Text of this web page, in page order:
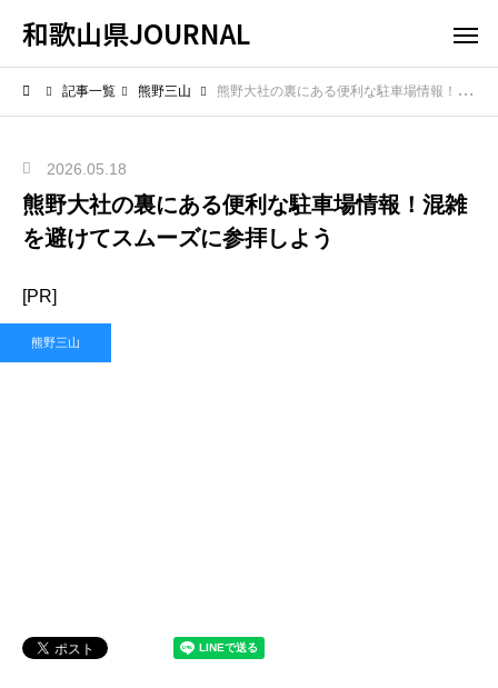
和歌山県JOURNAL
記事一覧 熊野三山 熊野大社の裏にある便利な駐車場情報！混雑を避けてスムーズに参拝しよう
2026.05.18
熊野大社の裏にある便利な駐車場情報！混雑
を避けてスムーズに参拝しよう
[PR]
熊野三山